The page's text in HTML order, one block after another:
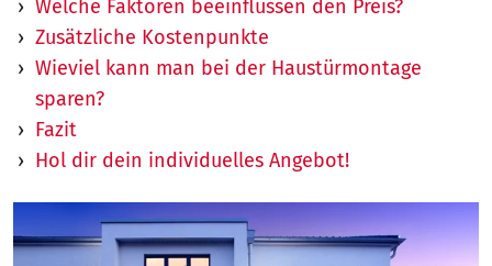
Welche Faktoren beeinflussen den Preis?
Zusätzliche Kostenpunkte
Wieviel kann man bei der Haustürmontage
sparen?
Fazit
Hol dir dein individuelles Angebot!